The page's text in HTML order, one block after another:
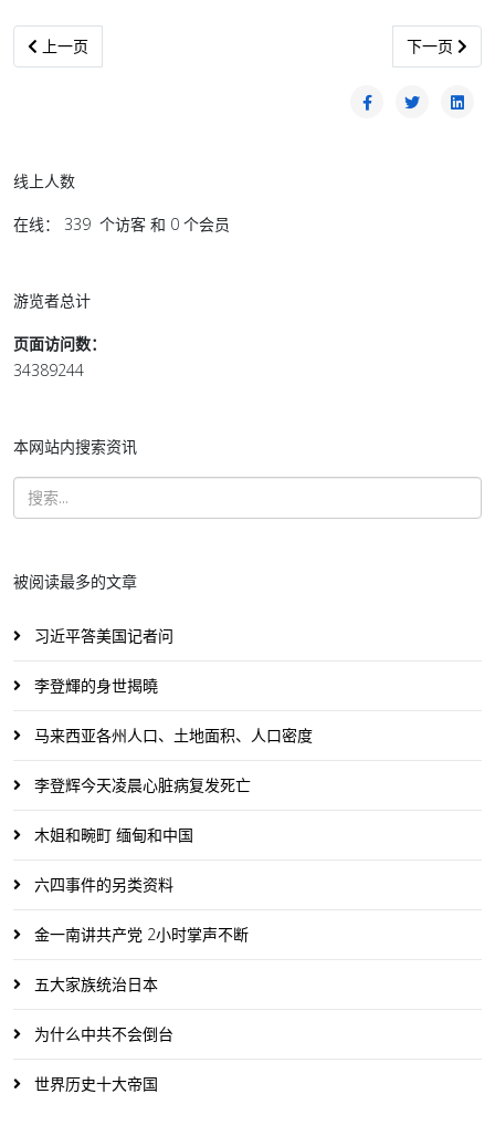
上一篇文章: 蘇加諾榮獲國家英雄的重大意義
上一页 下一篇文章:
下一页
线上人数
在线： 339 个访客 和 0 个会员
游览者总计
页面访问数：
34389244
本网站内搜索资讯
被阅读最多的文章
习近平答美国记者问
李登輝的身世揭曉
马来西亚各州人口、土地面积、人口密度
李登辉今天凌晨心脏病复发死亡
木姐和畹町 缅甸和中国
六四事件的另类资料
金一南讲共产党 2小时掌声不断
五大家族统治日本
为什么中共不会倒台
世界历史十大帝国